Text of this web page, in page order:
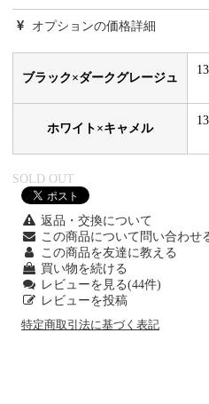
オプションの価格詳細
ブラック×ダークグレージュ
ホワイト×キャメル
SOLD OUT
返品・交換について
この商品について問い合わせ
この商品を友達に教える
買い物を続ける
レビューを見る(44件)
レビューを投稿
特定商取引法に基づく表記